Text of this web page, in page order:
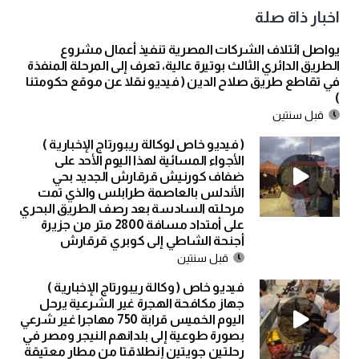
اخبار ذاة صلة
يواصل ائتلاف الشركات المصرية تنفيذ أعمال مشروع
الطريق الدائري الثالث بوتيرة عالية، تعرف إلى المرحلة المنفذة
في تقاطع طريق صلاح الدين ( فيديو نقلا عن موقع حكومتنا
)
قبل سنتين
( فيديو خاص لوكالة ريبورتاج الإخبارية )
الأجواء المسائية لهذا اليوم الأحد على
ضفاف كورنيش قرقارش الجديد بحي
الأندلس بالعاصمة طرابلس والذي تمت
مرحلته السادسة بعد رصف الطريق البحري
على أمتداد مسافة 2800 متر من جزيرة
أجنحة الشاطي إلى كوبري قرقارش
قبل سنتين
فيديو خاص ( وكالة ريبورتاج الإخبارية )
جهاز مكافحة الهجرة غير الشرعية يرحل
اليوم الخميس قرابة 750 مهاجرا غير شرعي
بصورة طوعية إلى بلدانهم النيجر ومصر في
رحلتين جويتين إنطلاقتا من مطار معتيقة